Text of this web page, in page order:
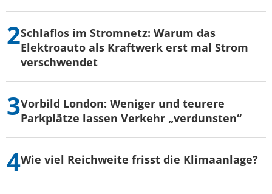
Schlaflos im Stromnetz: Warum das
Elektroauto als Kraftwerk erst mal Strom
verschwendet
Vorbild London: Weniger und teurere
Parkplätze lassen Verkehr „verdunsten“
Wie viel Reichweite frisst die Klimaanlage?